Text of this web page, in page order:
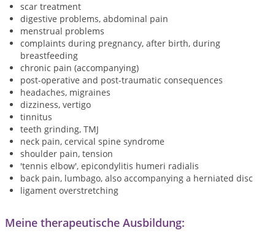
scar treatment
digestive problems, abdominal pain
menstrual problems
complaints during pregnancy, after birth, during
breastfeeding
chronic pain (accompanying)
post-operative and post-traumatic consequences
headaches, migraines
dizziness, vertigo
tinnitus
teeth grinding, TMJ
neck pain, cervical spine syndrome
shoulder pain, tension
'tennis elbow', epicondylitis humeri radialis
back pain, lumbago, also accompanying a herniated disc
ligament overstretching
Meine therapeutische Ausbildung: